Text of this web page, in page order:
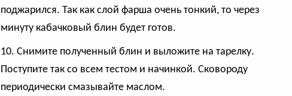
поджарился. Так как слой фарша очень тонкий, то через
минуту кабачковый блин будет готов.
10. Снимите полученный блин и выложите на тарелку.
Поступите так со всем тестом и начинкой. Сковороду
периодически смазывайте маслом.